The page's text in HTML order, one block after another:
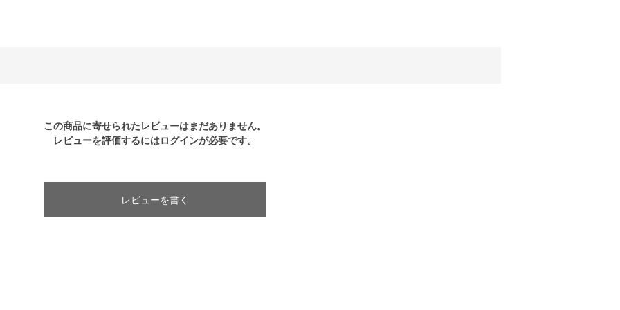
この商品に寄せられたレビューはまだありません。
レビューを評価するにはログインが必要です。
レビューを書く